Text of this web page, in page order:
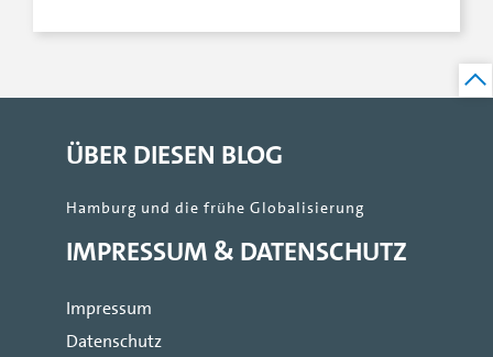
ÜBER DIESEN BLOG
Hamburg und die frühe Globalisierung
IMPRESSUM & DATENSCHUTZ
Impressum
Datenschutz